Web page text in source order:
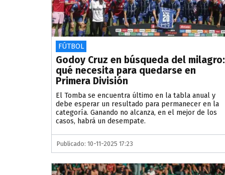
FÚTBOL
Godoy Cruz en búsqueda del milagro:
qué necesita para quedarse en
Primera División
El Tomba se encuentra último en la tabla anual y
debe esperar un resultado para permanecer en la
categoría. Ganando no alcanza, en el mejor de los
casos, habrá un desempate.
Publicado: 10-11-2025 17:23